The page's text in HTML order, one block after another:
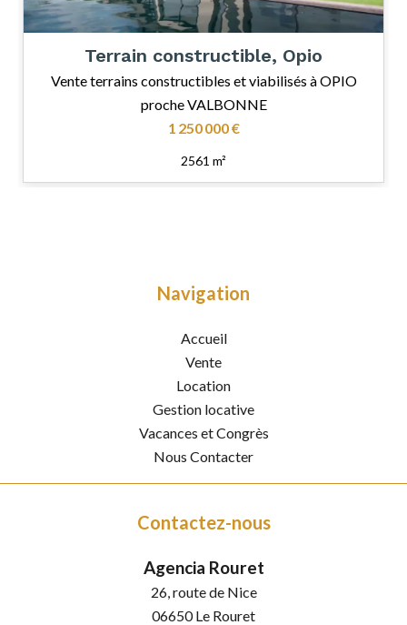
Terrain constructible, Opio
Vente terrains constructibles et viabilisés à OPIO
proche VALBONNE
1 250 000 €
2561 m²
Navigation
Accueil
Vente
Location
Gestion locative
Vacances et Congrès
Nous Contacter
Contactez-nous
Agencia Rouret
26, route de Nice
06650Le Rouret